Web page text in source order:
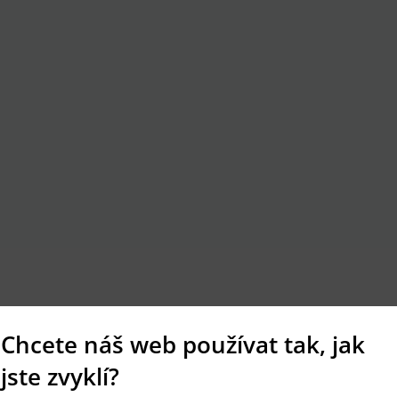
Chcete náš web používat tak, jak
jste zvyklí?